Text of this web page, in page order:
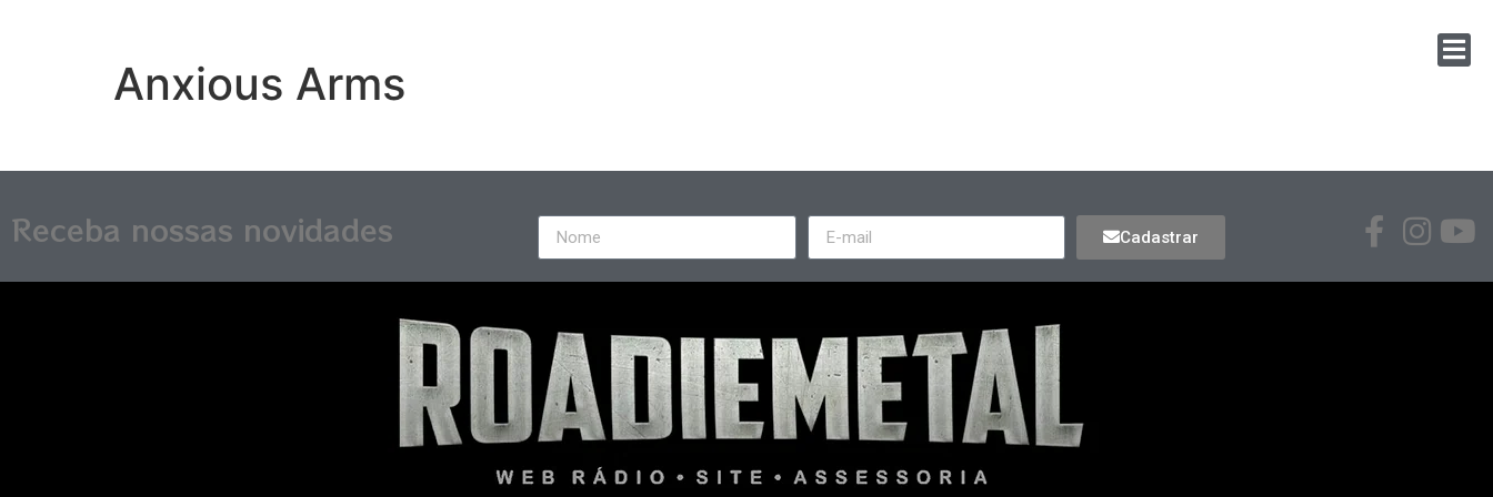
Anxious Arms
Receba nossas novidades Cadastrar